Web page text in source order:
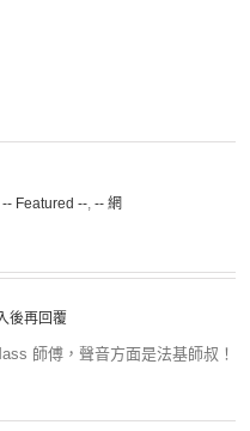
-- Featured --, -- 網
後再回覆
師傅，聲音方面是法基師叔！